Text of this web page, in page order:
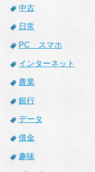
中古
日常
PC スマホ
インターネット
農業
銀行
データ
借金
趣味